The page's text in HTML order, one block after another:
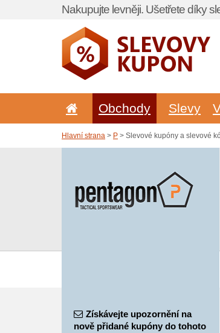
Nakupujte levněji. Ušetřete díky
Obchody Slevy
Hlavní strana > P > Slevové kupóny a slevové
Získávejte upozornění na
nově přidané kupóny do tohoto